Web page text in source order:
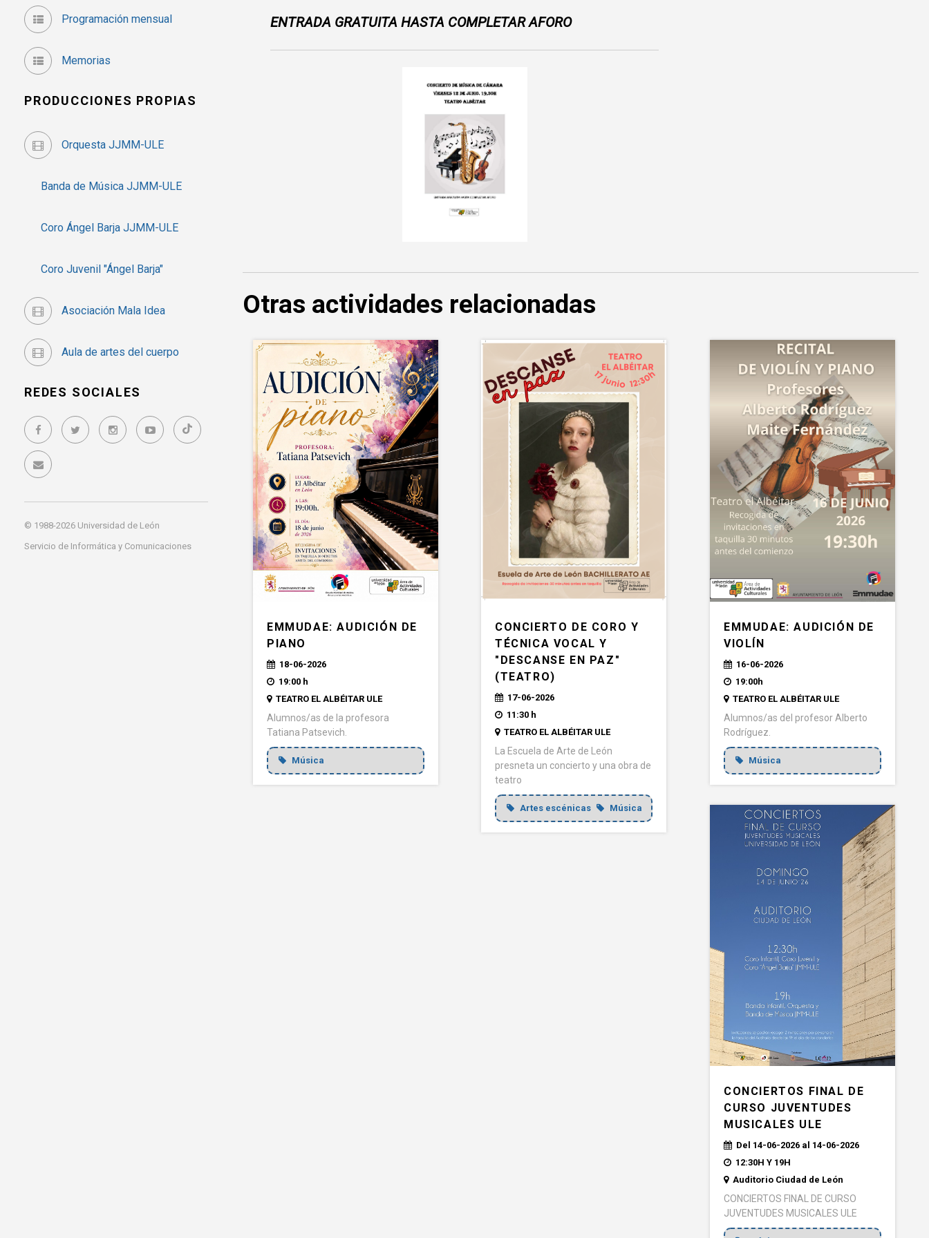
Programación mensual
Memorias
PRODUCCIONES PROPIAS
Orquesta JJMM-ULE
Banda de Música JJMM-ULE
Coro Ángel Barja JJMM-ULE
Coro Juvenil "Ángel Barja"
Asociación Mala Idea
Aula de artes del cuerpo
REDES SOCIALES
© 1988-2026 Universidad de León
Servicio de Informática y Comunicaciones
ENTRADA GRATUITA HASTA COMPLETAR AFORO
Otras actividades relacionadas
EMMUDAE: AUDICIÓN DE
PIANO
18-06-2026
19:00 h
TEATRO EL ALBÉITAR ULE
Alumnos/as de la profesora
Tatiana Patsevich.
Música
CONCIERTO DE CORO Y
TÉCNICA VOCAL Y
"DESCANSE EN PAZ"
(TEATRO)
17-06-2026
11:30 h
TEATRO EL ALBÉITAR ULE
La Escuela de Arte de León
presneta un concierto y una obra de
teatro
Artes escénicas Música
EMMUDAE: AUDICIÓN DE
VIOLÍN
16-06-2026
19:00h
TEATRO EL ALBÉITAR ULE
Alumnos/as del profesor Alberto
Rodríguez.
Música
CONCIERTOS FINAL DE
CURSO JUVENTUDES
MUSICALES ULE
Del 14-06-2026 al 14-06-2026
12:30H Y 19H
Auditorio Ciudad de León
CONCIERTOS FINAL DE CURSO
JUVENTUDES MUSICALES ULE